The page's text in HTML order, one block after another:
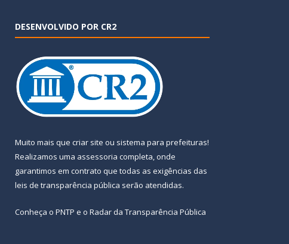
DESENVOLVIDO POR CR2
Muito mais que criar site ou sistema para prefeituras!
Realizamos uma assessoria completa, onde
garantimos em contrato que todas as exigências das
leis de transparência pública serão atendidas.
Conheça o PNTP e o Radar da Transparência Pública